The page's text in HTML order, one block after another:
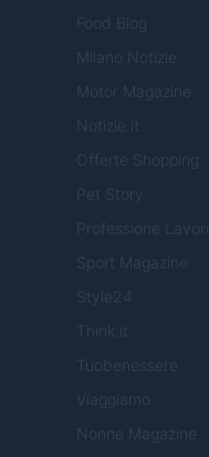
Food Blog
Milano Notizie
Motor Magazine
Notizie.it
Offerte Shopping
Pet Story
Professione Lavoro
Sport Magazine
Style24
Think.it
Tuobenessere
Viaggiamo
Nonne Magazine